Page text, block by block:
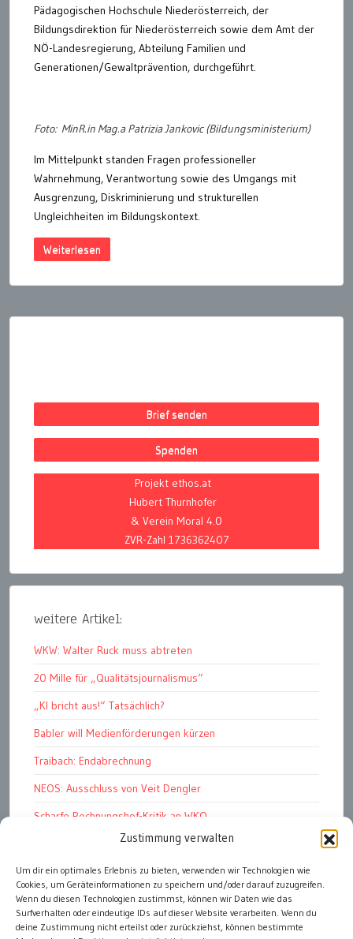
Zustimmung verwalten
Um dir ein optimales Erlebnis zu bieten, verwenden wir Technologien wie
Cookies, um Geräteinformationen zu speichern und/oder darauf zuzugreifen.
Wenn du diesen Technologien zustimmst, können wir Daten wie das
Surfverhalten oder eindeutige IDs auf dieser Website verarbeiten. Wenn du
deine Zustimmung nicht erteilst oder zurückziehst, können bestimmte
Pädagogischen Hochschule Niederösterreich, der
Bildungsdirektion für Niederösterreich sowie dem Amt der
NÖ-Landesregierung, Abteilung Familien und
Generationen/Gewaltprävention, durchgeführt.
Foto: MinR.in Mag.a Patrizia Jankovic (Bildungsministerium)
Im Mittelpunkt standen Fragen professioneller
Wahrnehmung, Verantwortung sowie des Umgangs mit
Ausgrenzung, Diskriminierung und strukturellen
Ungleichheiten im Bildungskontext.
Weiterlesen
der
Brief senden
Spenden
Projekt ethos.at
Hubert Thurnhofer
& Verein Moral 4.0
ZVR-Zahl 1736362407
weitere Artikel:
WKW: Walter Ruck muss abtreten
20 Mille für „Qualitätsjournalismus“
„KI bricht aus!“ Tatsächlich?
Babler will Medienförderungen kürzen
Traibach: Endabrechnung
NEOS: Ausschluss von Veit Dengler
Scharfe Rechnungshof-Kritik an WKO
Pelletspreise steigen massiv
Werbemüll: unüberbietbar
Graz Stadt der HerzensbrecherInnen